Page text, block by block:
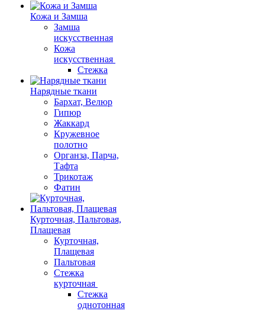
Кожа и Замша
Замша
искусственная
Кожа
искусственная
Стежка
Нарядные ткани
Бархат, Велюр
Гипюр
Жаккард
Кружевное
полотно
Органза, Парча,
Тафта
Трикотаж
Фатин
Курточная, Пальтовая,
Плащевая
Курточная,
Плащевая
Пальтовая
Стежка
курточная
Стежка
однотонная